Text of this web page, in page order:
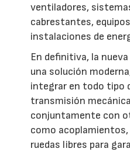
ventiladores,
cabrestantes,
instalaciones de
En definitiva, la
una solución
integrar en todo tipo
transmisión
conjuntamente con
como
ruedas libres para